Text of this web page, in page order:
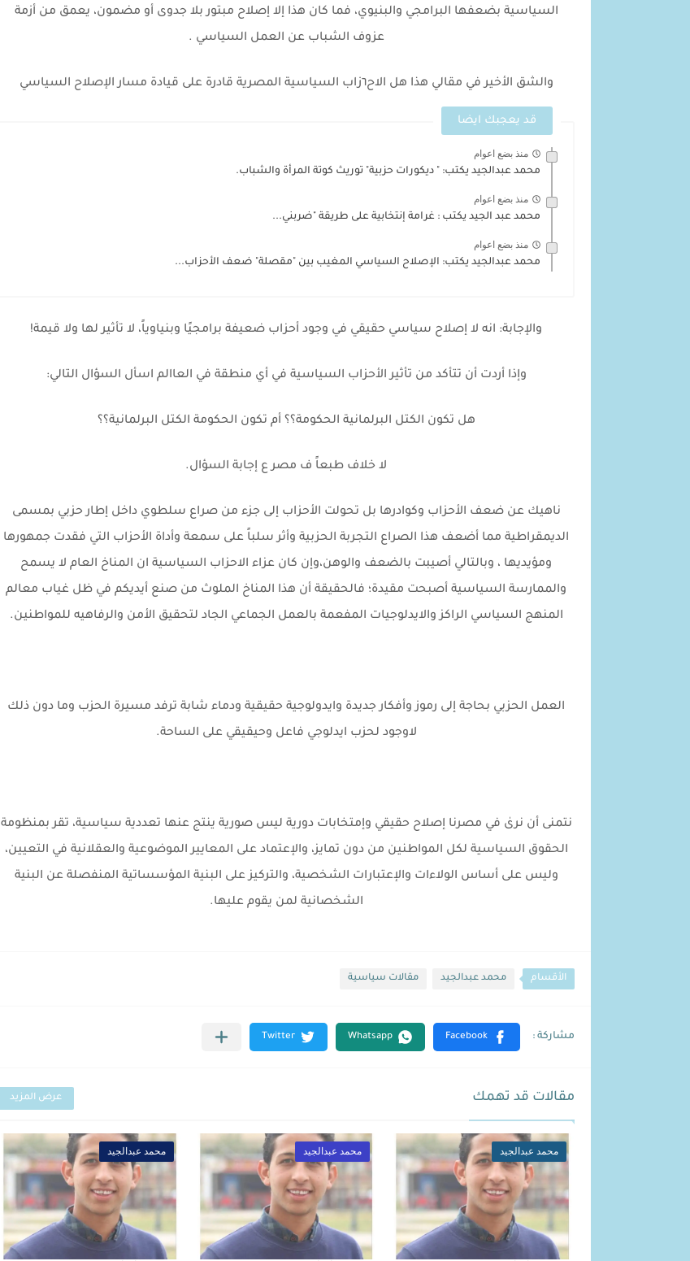
السياسية بضعفها البرامجي والبنيوي، فما كان هذا إلا إصلاح مبتور بلا جدوى أو مضمون، يعمق من أزمة
عزوف الشباب عن العمل السياسي .
والشق الأخير في مقالي هذا هل الاح٦زاب السياسية المصرية قادرة على قيادة مسار الإصلاح السياسي
قد يعجبك ايضا
منذ بضع اعوام
محمد عبدالجيد يكتب: " ديكورات حزبية" توريث كوتة المرأة والشباب.
منذ بضع اعوام
محمد عبد الجيد يكتب : غرامة إنتخابية على طريقة "ضربني...
منذ بضع اعوام
محمد عبدالجيد يكتب: الإصلاح السياسي المغيب بين "مقصلة" ضعف الأحزاب...
والإجابة: انه لا إصلاح سياسي حقيقي في وجود أحزاب ضعيفة برامجيًا وبنياوياً، لا تأثير لها ولا قيمة!
وإذا أردت أن تتأكد من تأثير الأحزاب السياسية في أي منطقة في العاالم اسأل السؤال التالي:
هل تكون الكتل البرلمانية الحكومة؟؟ أم تكون الحكومة الكتل البرلمانية؟؟
لا خلاف طبعاً ف مصر ع إجابة السؤال.
ناهيك عن ضعف الأحزاب وكوادرها بل تحولت الأحزاب إلى جزء من صراع سلطوي داخل إطار حزبي بمسمى
الديمقراطية مما أضعف هذا الصراع التجربة الحزبية وأثر سلباً على سمعة وأداة الأحزاب التي فقدت جمهورها
ومؤيديها ، وبالتالي أصيبت بالضعف والوهن،وإن كان عزاء الاحزاب السياسية ان المناخ العام لا يسمح
والممارسة السياسية أصبحت مقيدة؛ فالحقيقة أن هذا المناخ الملوث من صنع أيديكم في ظل غياب معالم
المنهج السياسي الراكز والايدلوجيات المفعمة بالعمل الجماعي الجاد لتحقيق الأمن والرفاهيه للمواطنين.
العمل الحزبي بحاجة إلى رموز وأفكار جديدة وايدولوجية حقيقية ودماء شابة ترفد مسيرة الحزب وما دون ذلك
لاوجود لحزب ايدلوجي فاعل وحيقيقي على الساحة.
نتمنى أن نرىٰ في مصرنا إصلاح حقيقي وإمتخابات دورية ليس صورية ينتج عنها تعددية سياسية، تقر بمنظومة
الحقوق السياسية لكل المواطنين من دون تمايز، والإعتماد على المعايير الموضوعية والعقلانية في التعيين،
وليس على أساس الولاءات والإعتبارات الشخصية، والتركيز على البنية المؤسساتية المنفصلة عن البنية
الشخصانية لمن يقوم عليها.
الأقسام محمد عبدالجيد مقالات سياسية
مقالات قد تهمك عرض المزيد
محمد عبدالجيد محمد عبدالجيد محمد عبدالجيد